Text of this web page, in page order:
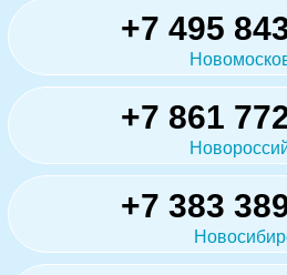
+7 495
+7 861
+7 383